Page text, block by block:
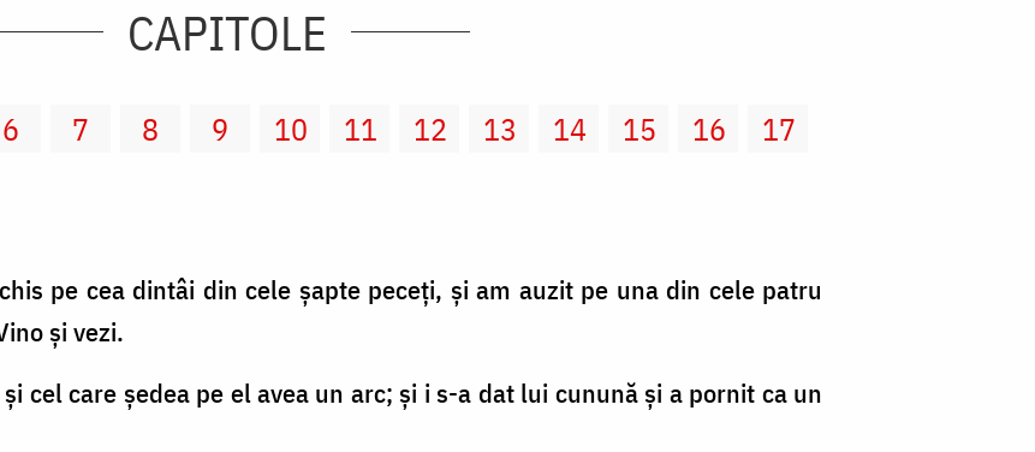
CAPITOLE
6 7 8 9 10 11 12 13 14 15 16
17
pe cea dintâi din cele şapte peceţi, şi am auzit pe una din cele patru
şi vezi.
cel care şedea pe el avea un arc; şi i s-a dat lui cunună şi a pornit ca un